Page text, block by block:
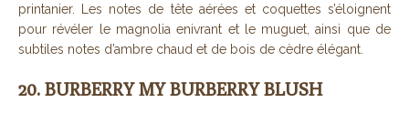
printanier. Les notes de tête aérées et coquettes s’éloignent
pour révéler le magnolia enivrant et le muguet, ainsi que de
subtiles notes d’ambre chaud et de bois de cèdre élégant.
20. BURBERRY MY BURBERRY BLUSH